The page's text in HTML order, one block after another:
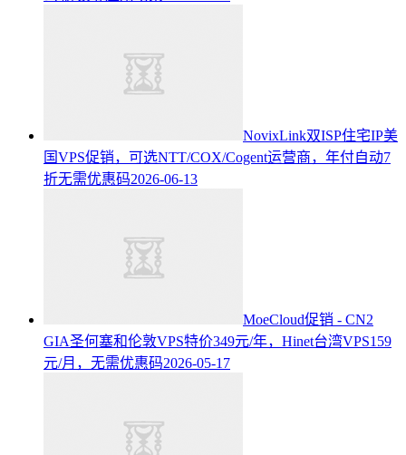
NovixLink双ISP住宅IP美
国VPS促销，可选NTT/COX/Cogent运营商，年付自动7
折无需优惠码2026-06-13
MoeCloud促销 - CN2
GIA圣何塞和伦敦VPS特价349元/年，Hinet台湾VPS159
元/月，无需优惠码2026-05-17